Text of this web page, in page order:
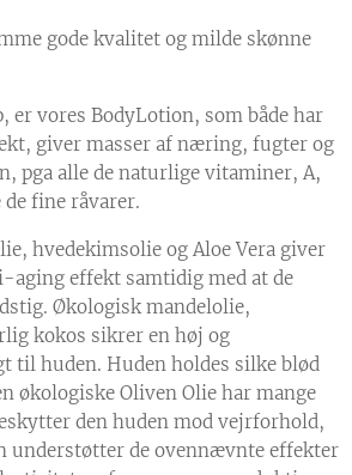
gode kvalitet og milde skønne
er vores BodyLotion, som både har
giver masser af næring, fugter og
pga alle de naturlige vitaminer, A,
de fine råvarer.
hvedekimsolie og Aloe Vera giver
effekt samtidig med at de
Økologisk mandelolie,
kokos sikrer en høj og
til huden. Huden holdes silke blød
økologiske Oliven Olie har mange
den huden mod vejrforhold,
understøtter de ovennævnte effekter